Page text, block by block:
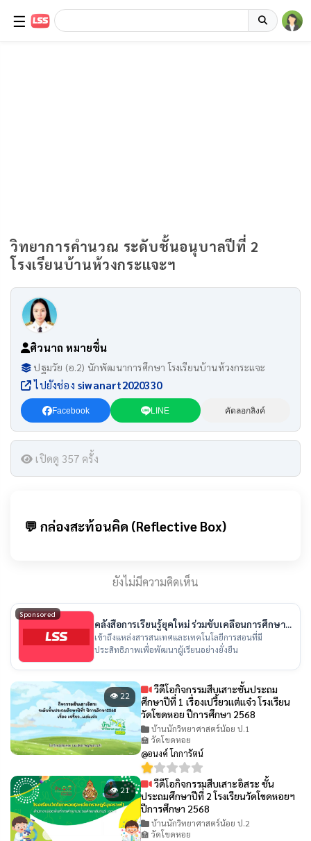
☰
วิทยาการคำนวณ ระดับชั้นอนุบาลปีที่ 2
โรงเรียนบ้านห้วงกระแจะฯ
ศิวนาถ หมายชื่น
ปฐมวัย (อ.2) นักพัฒนาการศึกษา โรงเรียนบ้านห้วงกระแจะ
ไปยังช่องsiwanart2020330
Facebook LINE คัดลอกลิงค์
เปิดดู 357 ครั้ง
💬 กล่องสะท้อนคิด (Reflective Box)
ยังไม่มีความคิดเห็น
Sponsored
คลังสื่อการเรียนรู้ยุคใหม่ ร่วมขับเคลื่อนการศึกษา
ไทย
เข้าถึงแหล่งสารสนเทศและเทคโนโลยีการสอนที่มี
ประสิทธิภาพเพื่อพัฒนาผู้เรียนอย่างยั่งยืน
👁 22
วีดีโอกิจกรรมสืบเสาะชั้นประถม
ศึกษาปีที่ 1 เรื่องเปรี้ยวเเต่เเจ๋ว โรงเรียน
วัดโขดหอย ปีการศึกษา 2568
บ้านนักวิทยาศาสตร์น้อย ป.1
🏫 วัดโขดหอย
@อนงค์ โกการัตน์
👁 21
วีดีโอกิจกรรมสืบเสาะอิสระ ชั้น
ประถมศึกษาปีที่ 2 โรงเรียนวัดโขดหอยฯ
ปีการศึกษา 2568
บ้านนักวิทยาศาสตร์น้อย ป.2
🏫 วัดโขดหอย